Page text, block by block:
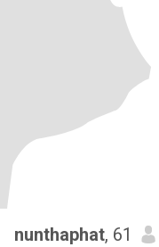
nunthaphat, 61